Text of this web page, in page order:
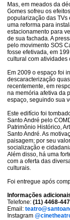
Mas, em meados da
Gomes sofreu os
popularização das TVs
uma reforma para
estacionamento para
de sua fachada. A
pelo movimento SOS
fosse efetivada, em
cultural com atividades
Em 2009 o espaço foi
descaracterização
recentemente, em
na memória afetiva da
espaço, seguindo sua
Este edifício foi
Santo André pelo
Patrimônio Histórico,
Santo André. As
paisagem; por seu
socialização e
Além disso, há uma
com a oferta das
culturais.
Foi entregue após
Informações
Telefone: (11) 4468-
Email:
Instagram